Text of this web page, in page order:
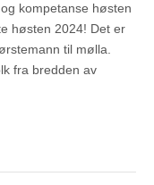
kompetanse høsten
høsten 2024! Det er
til mølla.
fra bredden av